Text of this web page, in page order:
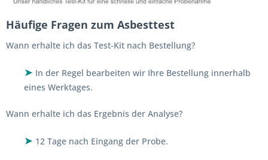
Häufige Fragen zum Asbesttest
Wann erhalte ich das Test-Kit nach Bestellung?
➤ In der Regel bearbeiten wir Ihre Bestellung innerhalb
eines Werktages.
Wann erhalte ich das Ergebnis der Analyse?
➤ 12 Tage nach Eingang der Probe.